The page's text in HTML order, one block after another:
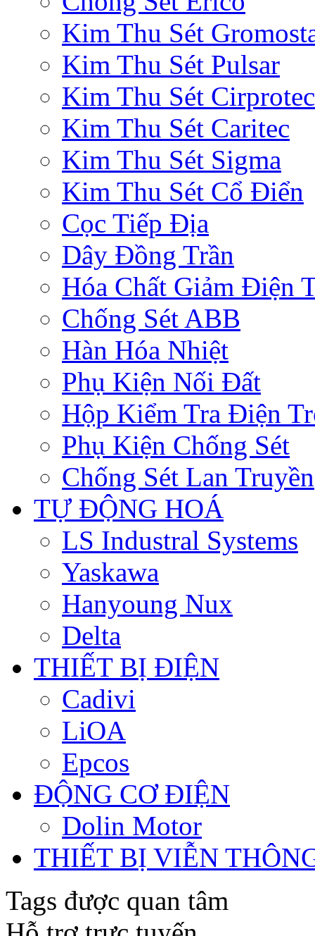
Kim Thu Sét
Kim Thu Sét Pulsar
Kim Thu Sét Cirprotec
Kim Thu Sét Caritec
Kim Thu Sét Sigma
Kim Thu Sét Cổ Điển
Cọc Tiếp Địa
Dây Đồng Trần
Hóa Chất Giảm Điện
Chống Sét ABB
Hàn Hóa Nhiệt
Phụ Kiện Nối Đất
Hộp Kiểm Tra Điện
Phụ Kiện Chống Sét
Chống Sét Lan Truyền
TỰ ĐỘNG HOÁ
LS Industral Systems
Yaskawa
Hanyoung Nux
Delta
THIẾT BỊ ĐIỆN
Cadivi
LiOA
Epcos
ĐỘNG CƠ ĐIỆN
Dolin Motor
THIẾT BỊ VIỄN
Tags được quan tâm